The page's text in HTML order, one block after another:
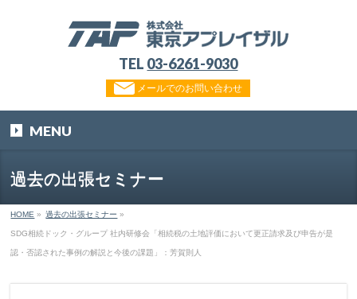
TEL 03-6261-9030
メールでのお問い合わせ
MENU
過去の出張セミナー
HOME » 過去の出張セミナー »
SDG相続ドック・グループ 社内研修会「相続税の土地評価において更正請求及び申告が是
認・否認された事例の解説と今後の課題」：芳賀則人